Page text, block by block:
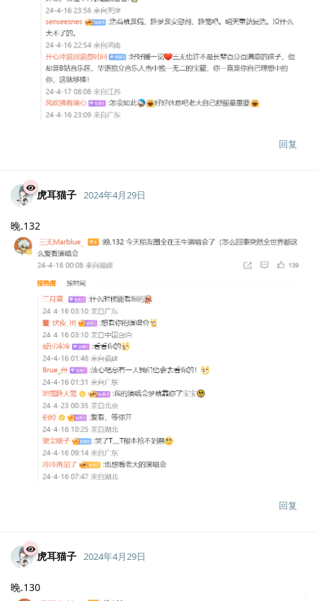
回复
虎耳猫子 2024年4月29日
晚.132
回复
虎耳猫子 2024年4月29日
晚.130